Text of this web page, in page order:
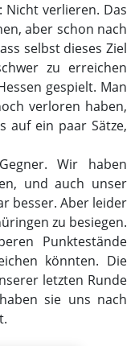
Nicht verlieren. Das
aber schon nach
selbst dieses Ziel
zu erreichen
gespielt. Man
verloren haben,
auf ein paar Sätze,
Wir haben
und auch unser
besser. Aber leider
zu besiegen.
Punktestände
könnten. Die
letzten Runde
sie uns nach